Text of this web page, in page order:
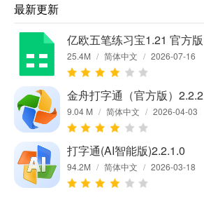
最新更新
亿欧五笔练习宝1.21 官方版
25.4M / 简体中文 / 2026-07-16
金舟打字通（官方版）2.2.2
9.04 M / 简体中文 / 2026-04-03
打字通(AI智能版)2.2.1.0
94.2M / 简体中文 / 2026-03-18